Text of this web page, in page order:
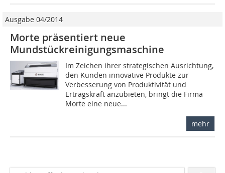
Ausgabe 04/2014
Morte präsentiert neue
Mundstückreinigungsmaschine
Im Zeichen ihrer strategischen Ausrichtung,
den Kunden innovative Produkte zur
Verbesserung von Produktivität und
Ertragskraft anzubieten, bringt die Firma
Morte eine neue...
mehr